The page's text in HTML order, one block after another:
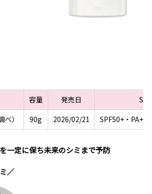
容量 発売日
）
90g 2026/02/21 SPF50+・
一定に保ち未来のシミまで予防
／